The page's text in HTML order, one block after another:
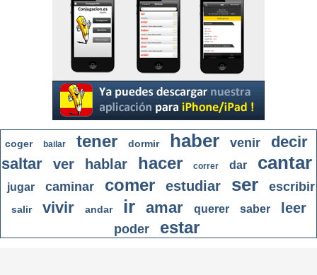
coger bailar tener dormir haber venir
decir
saltar
ver hablar hacer correr dar cantar
jugar caminar comer estudiar ser escribir
salir vivir andar ir amar querer saber leer
poder estar